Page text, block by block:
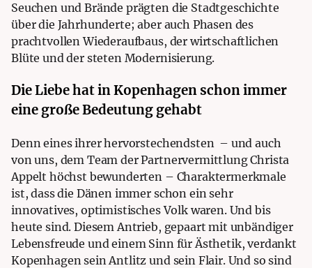
Seuchen und Brände prägten die Stadtgeschichte
über die Jahrhunderte; aber auch Phasen des
prachtvollen Wiederaufbaus, der wirtschaftlichen
Blüte und der steten Modernisierung.
Die Liebe hat in Kopenhagen schon immer
eine große Bedeutung gehabt
Denn eines ihrer hervorstechendsten – und auch
von uns, dem Team derPartnervermittlung Christa
Appelt höchst bewunderten – Charaktermerkmale
ist, dass die Dänen immer schon ein sehr
innovatives, optimistisches Volk waren. Und bis
heute sind. Diesem Antrieb, gepaart mit unbändiger
Lebensfreude und einem Sinn für Ästhetik, verdankt
Kopenhagen sein Antlitz und sein Flair. Und so sind